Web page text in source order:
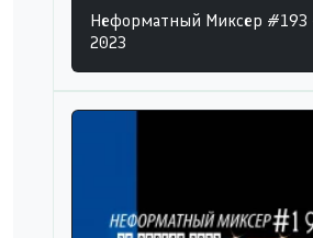
Неформатный Миксер #193
2023